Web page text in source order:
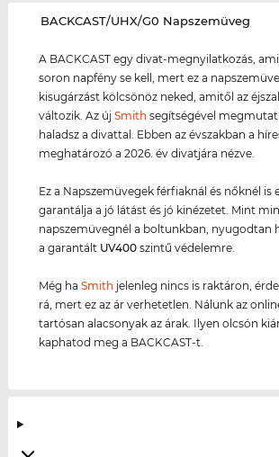
‌BACKCAST/UHX/G0 Napszemüveg
A BACKCAST egy divat-megnyilatkozás,
soron napfény se kell, mert ez a
kisugárzást kölcsönöz neked, amitől az
változik. Az újSmith segítségével
haladsz a divattal. Ebben az évszakban a
meghatározó a 2026. év divatjára nézve.
Ez a Napszemüvegek férfiaknál és nőknél is
garantálja a jó látást és jó kinézetet. Mint
napszemüvegnél a boltunkban, nyugodtan
a garantált UV400 szintű védelemre.
Még haSmith jelenleg nincs is raktáron,
rá, mert ez az ár verhetetlen. Nálunk az
tartósan alacsonyak az árak. Ilyen olcsón
kaphatod meg a BACKCAST-t.